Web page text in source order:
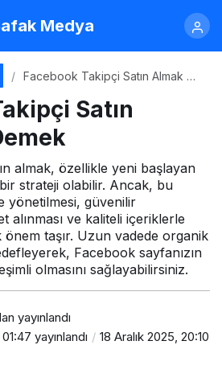
Medya
Facebook Takipçi Satın Almak Ne
Satın
almak, özellikle yeni başlayan
strateji olabilir. Ancak, bu
yönetilmesi, güvenilir
alınması ve kaliteli içeriklerle
taşır. Uzun vadede organik
Facebook sayfanızın
olmasını sağlayabilirsiniz.
yayınlandı
yayınlandı
18 Aralık 2025, 20:10
Satın Almak Ne Demek